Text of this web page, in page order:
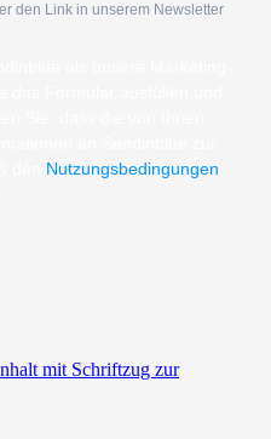
den Link in unserem Newsletter
Nutzungsbedingungen